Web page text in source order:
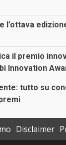
l’ottava
il premio
Innovation
tutto su
Disclaimer